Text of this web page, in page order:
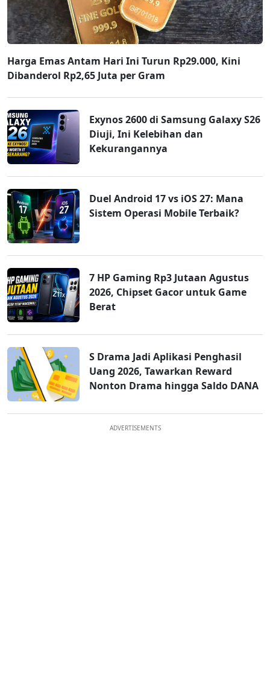
Harga Emas Antam Hari Ini Turun Rp29.000, Kini
Dibanderol Rp2,65 Juta per Gram
Exynos 2600 di Samsung Galaxy S26
Diuji, Ini Kelebihan dan
Kekurangannya
Duel Android 17 vs iOS 27: Mana
Sistem Operasi Mobile Terbaik?
7 HP Gaming Rp3 Jutaan Agustus
2026, Chipset Gacor untuk Game
Berat
S Drama Jadi Aplikasi Penghasil
Uang 2026, Tawarkan Reward
Nonton Drama hingga Saldo DANA
ADVERTISEMENTS